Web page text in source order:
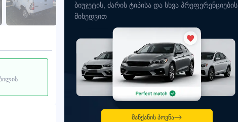
ბიუჯეტის, ძარის ტიპისა და სხვა პრეფერენციების
მიხედვით
მანქანის პოვნა